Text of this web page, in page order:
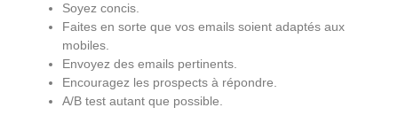
Soyez concis.
Faites en sorte que vos emails soient adaptés aux
mobiles.
Envoyez des emails pertinents.
Encouragez les prospects à répondre.
A/B test autant que possible.